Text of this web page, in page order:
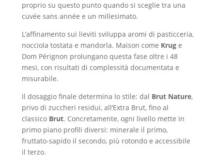
proprio su questo punto quando si sceglie tra una
cuvée sans année e un millesimato.
L’affinamento sui lieviti sviluppa aromi di pasticceria,
nocciola tostata e mandorla. Maison come Kruge
Dom Pérignon prolungano questa fase oltre i 48
mesi, con risultati di complessità documentata e
misurabile.
Il dosaggio finale determina lo stile: dal Brut Nature,
privo di zuccheri residui, all’Extra Brut, fino al
classico Brut. Concretamente, ogni livello mette in
primo piano profili diversi: minerale il primo,
fruttato-sapido il secondo, più rotondo e accessibile
il terzo.